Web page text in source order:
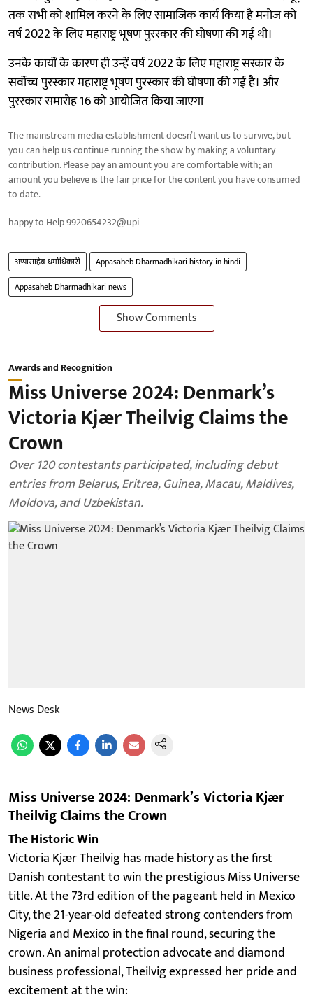
तक सभी को शामिल करने के लिए सामाजिक कार्य किया है मनोज को
वर्ष 2022 के लिए महाराष्ट्र भूषण पुरस्कार की घोषणा की गई थी।
उनके कार्यों के कारण ही उन्हें वर्ष 2022 के लिए महाराष्ट्र सरकार के
सर्वोच्च पुरस्कार महाराष्ट्र भूषण पुरस्कार की घोषणा की गई है। और
पुरस्कार समारोह 16 को आयोजित किया जाएगा
The mainstream media establishment doesn’t want us to survive, but
you can help us continue running the show by making a voluntary
contribution. Please pay an amount you are comfortable with; an
amount you believe is the fair price for the content you have consumed
to date.
happy to Help 9920654232@upi
अप्पासाहेब धर्माधिकारी
Appasaheb Dharmadhikari history in hindi
Appasaheb Dharmadhikari news
Show Comments
Awards and Recognition
Miss Universe 2024: Denmark’s
Victoria Kjær Theilvig Claims the
Crown
Over 120 contestants participated, including debut
entries from Belarus, Eritrea, Guinea, Macau, Maldives,
Moldova, and Uzbekistan.
News Desk
Miss Universe 2024: Denmark’s Victoria Kjær
Theilvig Claims the Crown
The Historic Win
Victoria Kjær Theilvig has made history as the first
Danish contestant to win the prestigious Miss Universe
title. At the 73rd edition of the pageant held in Mexico
City, the 21-year-old defeated strong contenders from
Nigeria and Mexico in the final round, securing the
crown. An animal protection advocate and diamond
business professional, Theilvig expressed her pride and
excitement at the win: